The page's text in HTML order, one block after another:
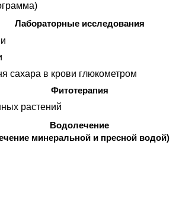
Лабораторные исследования
сахара в крови глюкометром
Фитотерапия
растений
Водолечение
минеральной и пресной водой)